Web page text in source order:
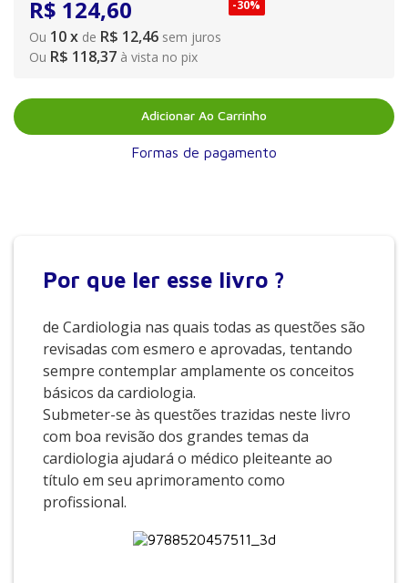
R$ 124,60
Ou 10x de R$ 12,46 sem juros
-30%
Ou R$ 118,37 à vista no pix
Adicionar Ao Carrinho
Formas de pagamento
Por que ler esse livro ?
de Cardiologia nas quais todas as questões são
revisadas com esmero e aprovadas, tentando
sempre contemplar amplamente os conceitos
básicos da cardiologia.
Submeter-se às questões trazidas neste livro
com boa revisão dos grandes temas da
cardiologia ajudará o médico pleiteante ao
título em seu aprimoramento como
profissional.